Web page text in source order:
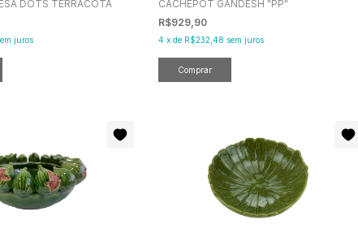
DOTS TERRACOTA
juros
CACHEPOT GANDESH "PP"
R$929,90
4 x de R$232,48 sem juros